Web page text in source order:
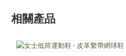
相關產品